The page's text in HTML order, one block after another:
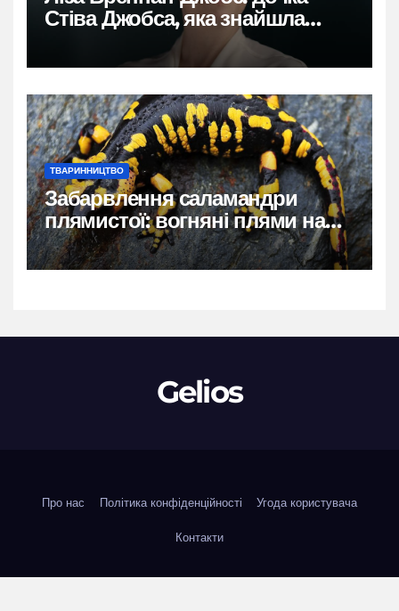
Стіва Джобса, яка знайшла
власний голос
ТВАРИННИЦТВО
Забарвлення саламандри
плямистої: вогняні плями на
чорному тлі
Gelios
Про нас Політика конфіденційності Угода користувача
Контакти